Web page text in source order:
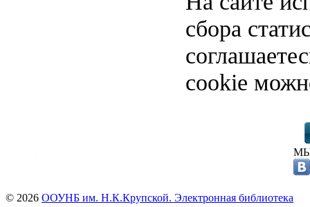
сбора
cookie
© 2026 ООУНБ им. Н.К.Крупской. Электронная библиотека